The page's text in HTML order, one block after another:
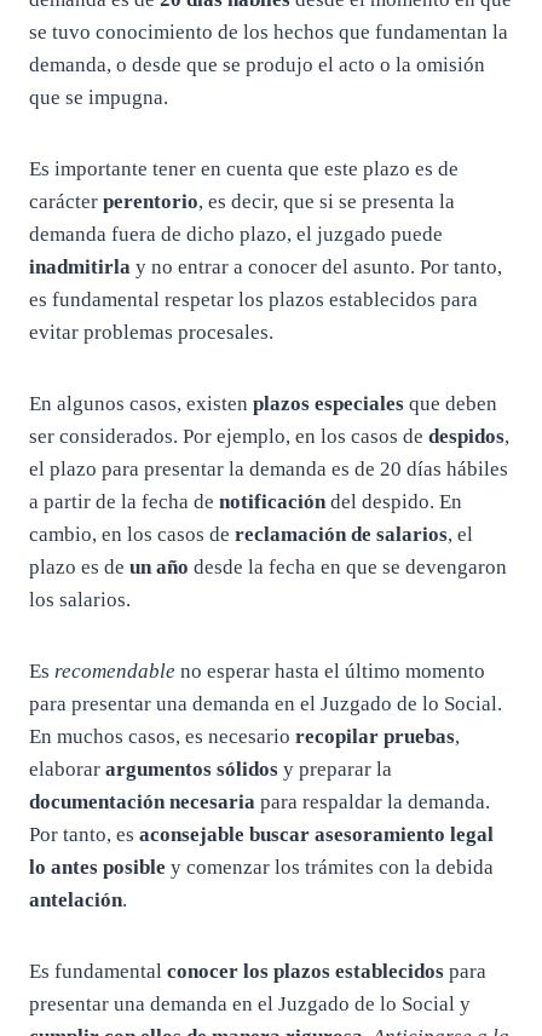
se tuvo conocimiento de los hechos que fundamentan la
demanda, o desde que se produjo el acto o la omisión
que se impugna.
Es importante tener en cuenta que este plazo es de
carácter perentorio, es decir, que si se presenta la
demanda fuera de dicho plazo, el juzgado puede
inadmitirla y no entrar a conocer del asunto. Por tanto,
es fundamental respetar los plazos establecidos para
evitar problemas procesales.
En algunos casos, existen plazos especiales que deben
ser considerados. Por ejemplo, en los casos de despidos,
el plazo para presentar la demanda es de 20 días hábiles
a partir de la fecha de notificación del despido. En
cambio, en los casos de reclamación de salarios, el
plazo es de un año desde la fecha en que se devengaron
los salarios.
Es recomendable no esperar hasta el último momento
para presentar una demanda en el Juzgado de lo Social.
En muchos casos, es necesario recopilar pruebas,
elaborar argumentos sólidos y preparar la
documentación necesaria para respaldar la demanda.
Por tanto, es aconsejable buscar asesoramiento legal
lo antes posible y comenzar los trámites con la debida
antelación.
Es fundamental conocer los plazos establecidos para
presentar una demanda en el Juzgado de lo Social y